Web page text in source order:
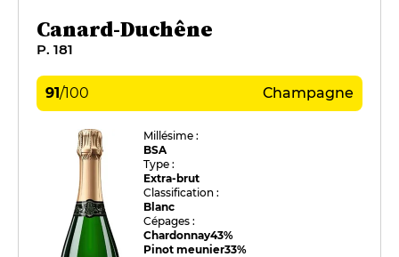
Canard-Duchêne
P. 181
91/100 Champagne
Millésime :
BSA
Type :
Extra-brut
Classification :
Blanc
Cépages :
Chardonnay43%
Pinot meunier33%